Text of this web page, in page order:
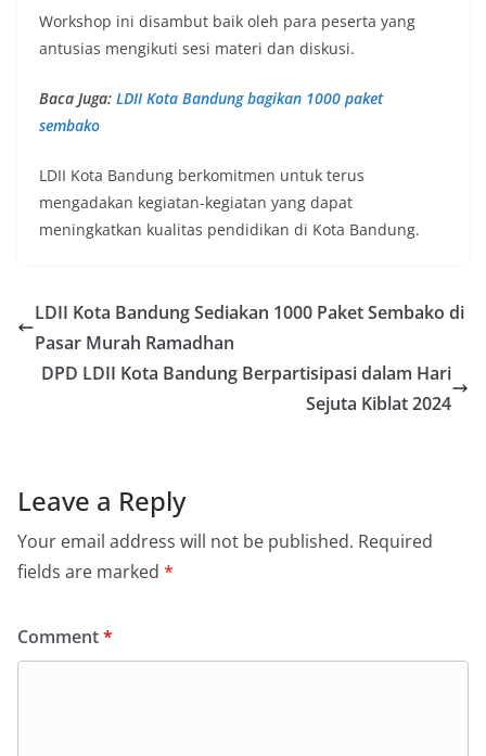
Workshop ini disambut baik oleh para peserta yang
antusias mengikuti sesi materi dan diskusi.
Baca Juga: LDII Kota Bandung bagikan 1000 paket
sembako
LDII Kota Bandung berkomitmen untuk terus
mengadakan kegiatan-kegiatan yang dapat
meningkatkan kualitas pendidikan di Kota Bandung.
LDII Kota Bandung Sediakan 1000 Paket Sembako di
Pasar Murah Ramadhan
DPD LDII Kota Bandung Berpartisipasi dalam Hari
Sejuta Kiblat 2024
Leave a Reply
Your email address will not be published. Required
fields are marked *
Comment*